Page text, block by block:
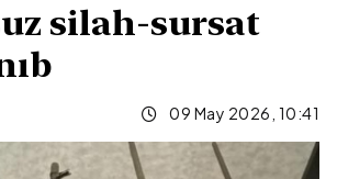
silah-sursat
09 May 2026, 10:41